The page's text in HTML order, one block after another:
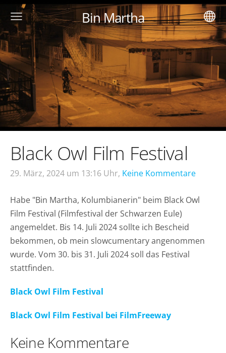
Bin Martha
Black Owl Film Festival
29. März, 2024 um 13:16 Uhr, Keine Kommentare
Habe "Bin Martha, Kolumbianerin" beim Black Owl
Film Festival (Filmfestival der Schwarzen Eule)
angemeldet. Bis 14. Juli 2024 sollte ich Bescheid
bekommen, ob mein slowcumentary angenommen
wurde. Vom 30. bis 31. Juli 2024 soll das Festival
stattfinden.
Black Owl Film Festival
Black Owl Film Festival bei FilmFreeway
Keine Kommentare